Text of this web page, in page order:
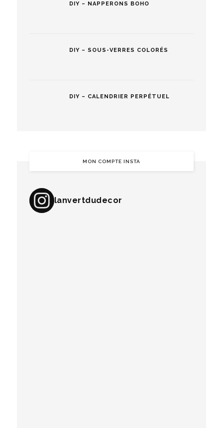
DIY – NAPPERONS BOHO
DIY – SOUS-VERRES COLORÉS
DIY – CALENDRIER PERPÉTUEL
MON COMPTE INSTA
lanvertdudecor